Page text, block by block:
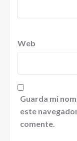
Web
Guarda mi
este
comente.